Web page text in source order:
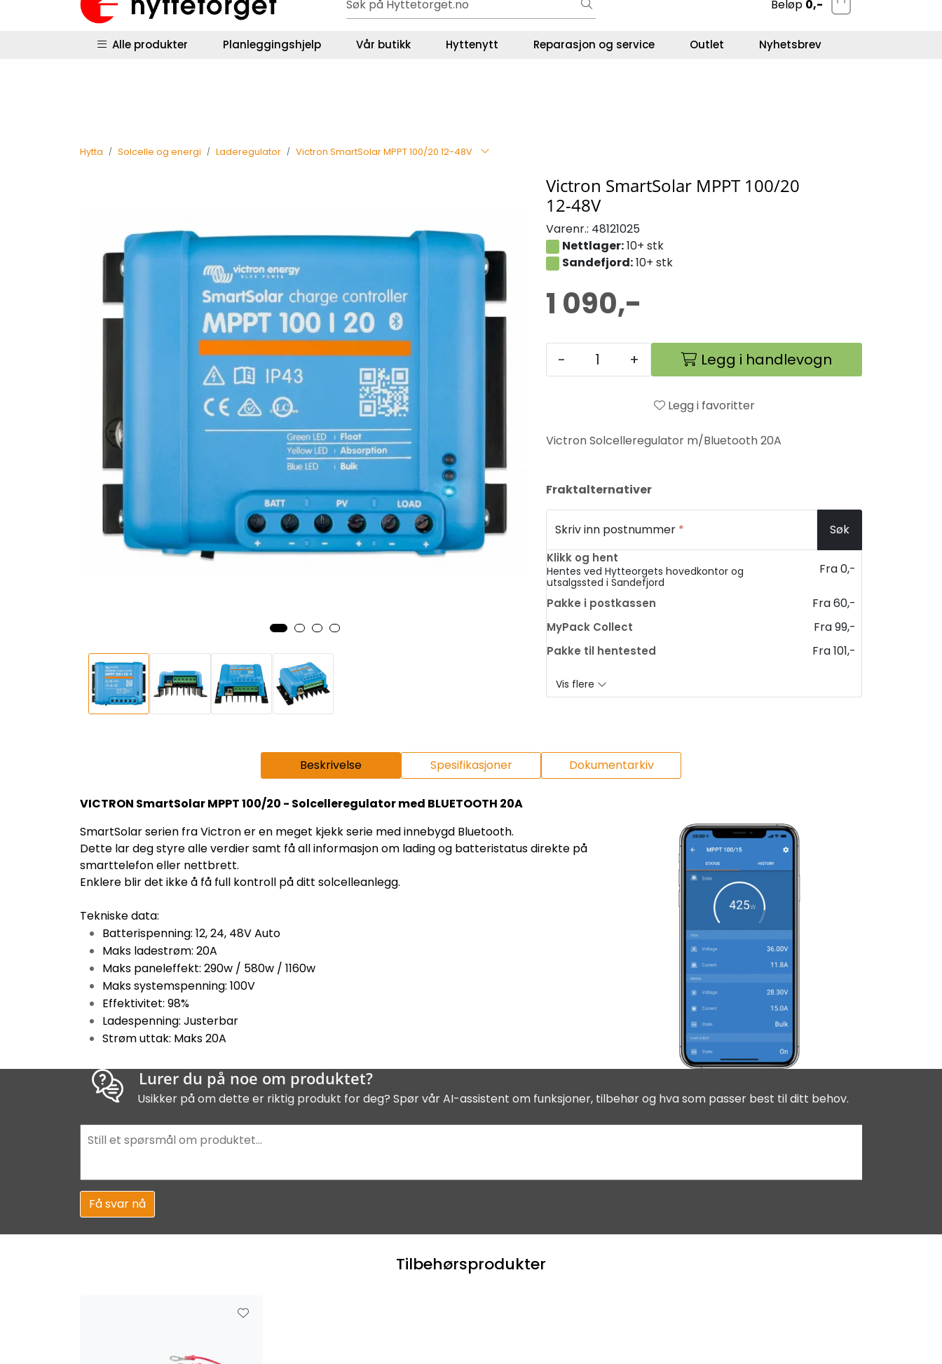
Skip to main content Gavekort - Gaven som ALLTID funker!
Hyttestyring | Returinfo | Salgsbetingelser Kundeservice Favoritter
Beløp 0,-
Alle produkter Planleggingshjelp Vår butikk Hyttenytt Reparasjon og service Outlet Nyhetsbrev
Hytta Solcelle og energi Laderegulator Victron SmartSolar MPPT 100/20 12-48V
Victron SmartSolar MPPT 100/20
12-48V
Varenr.: 48121025
Nettlager:10+ stk
Sandefjord:10+ stk
1 090,-
- + Legg i handlevogn
Legg i favoritter
Victron Solcelleregulator m/Bluetooth 20A
Fraktalternativer
Skriv inn postnummer * Søk
Klikk og hent
Hentes ved Hytteorgets hovedkontor og
utsalgssted i Sandefjord
Fra 0,-
Pakke i postkassen Fra 60,-
MyPack Collect Fra 99,-
Pakke til hentested Fra 101,-
Vis flere
Beskrivelse Spesifikasjoner Dokumentarkiv
VICTRON SmartSolar MPPT 100/20 - Solcelleregulator med BLUETOOTH 20A
SmartSolar serien fra Victron er en meget kjekk serie med innebygd Bluetooth.
Dette lar deg styre alle verdier samt få all informasjon om lading og batteristatus direkte på
smarttelefon eller nettbrett.
Enklere blir det ikke å få full kontroll på ditt solcelleanlegg.
Tekniske data:
Batterispenning: 12, 24, 48V Auto
Maks ladestrøm: 20A
Maks paneleffekt: 290w / 580w / 1160w
Maks systemspenning: 100V
Effektivitet: 98%
Ladespenning: Justerbar
Strøm uttak: Maks 20A
Få svar nå
Lurer du på noe om produktet?
Usikker på om dette er riktig produkt for deg? Spør vår AI-assistent om funksjoner, tilbehør og hva som passer best til ditt behov.
Tilbehørsprodukter